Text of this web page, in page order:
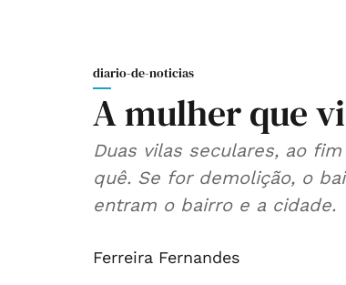
diario-de-noticias
A mulher que
Duas vilas seculares, ao
quê. Se for demolição, o
entram o bairro e a cidade.
Ferreira Fernandes